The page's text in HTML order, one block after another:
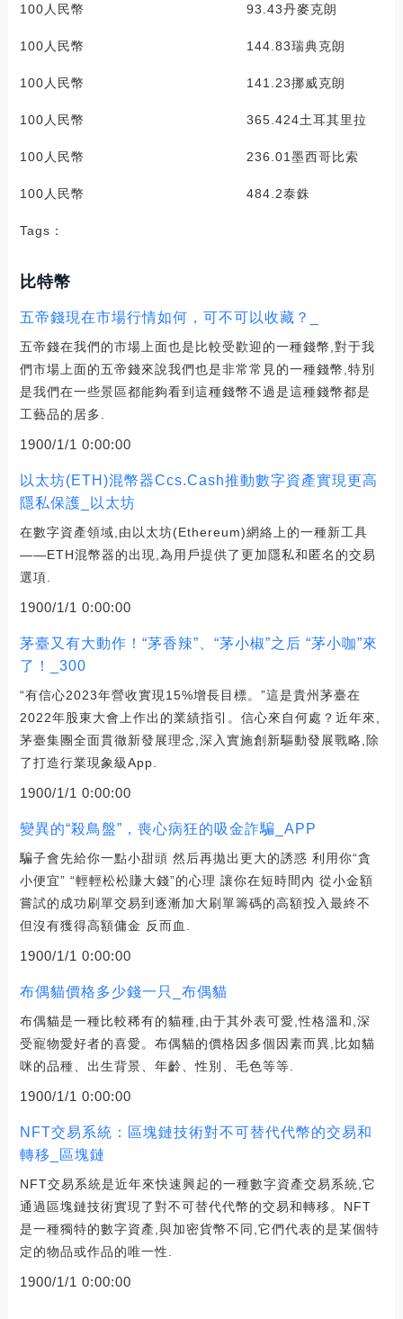
100人民幣 93.43丹麥克朗
100人民幣 144.83瑞典克朗
100人民幣 141.23挪威克朗
100人民幣 365.424土耳其里拉
100人民幣 236.01墨西哥比索
100人民幣 484.2泰銖
Tags：
比特幣
五帝錢現在市場行情如何，可不可以收藏？_
五帝錢在我們的市場上面也是比較受歡迎的一種錢幣,對于我
們市場上面的五帝錢來說我們也是非常常見的一種錢幣,特別
是我們在一些景區都能夠看到這種錢幣不過是這種錢幣都是
工藝品的居多.
1900/1/1 0:00:00
以太坊(ETH)混幣器Ccs.Cash推動數字資產實現更高
隱私保護_以太坊
在數字資產領域,由以太坊(Ethereum)網絡上的一種新工具
——ETH混幣器的出現,為用戶提供了更加隱私和匿名的交易
選項.
1900/1/1 0:00:00
茅臺又有大動作！“茅香辣”、“茅小椒”之后 “茅小咖”來
了！_300
“有信心2023年營收實現15%增長目標。”這是貴州茅臺在
2022年股東大會上作出的業績指引。信心來自何處？近年來,
茅臺集團全面貫徹新發展理念,深入實施創新驅動發展戰略,除
了打造行業現象級App.
1900/1/1 0:00:00
變異的“殺鳥盤”，喪心病狂的吸金詐騙_APP
騙子會先給你一點小甜頭 然后再拋出更大的誘惑 利用你“貪
小便宜” “輕輕松松賺大錢”的心理 讓你在短時間內 從小金額
嘗試的成功刷單交易到逐漸加大刷單籌碼的高額投入最終不
但沒有獲得高額傭金 反而血.
1900/1/1 0:00:00
布偶貓價格多少錢一只_布偶貓
布偶貓是一種比較稀有的貓種,由于其外表可愛,性格溫和,深
受寵物愛好者的喜愛。布偶貓的價格因多個因素而異,比如貓
咪的品種、出生背景、年齡、性別、毛色等等.
1900/1/1 0:00:00
NFT交易系統：區塊鏈技術對不可替代代幣的交易和
轉移_區塊鏈
NFT交易系統是近年來快速興起的一種數字資產交易系統,它
通過區塊鏈技術實現了對不可替代代幣的交易和轉移。NFT
是一種獨特的數字資產,與加密貨幣不同,它們代表的是某個特
定的物品或作品的唯一性.
1900/1/1 0:00:00